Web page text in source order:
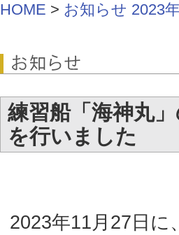
HOME > お知らせ 2023
練習船「海神丸
を行いました
2023年11月27日に